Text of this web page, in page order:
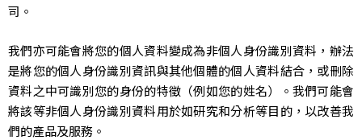
司。
我們亦可能會將您的個人資料變成為非個人身份識別資料，辦法
是將您的個人身份識別資訊與其他個體的個人資料結合，或刪除
資料之中可識別您的身份的特徵（例如您的姓名）。我們可能會
將該等非個人身份識別資料用於如研究和分析等目的，以改善我
們的產品及服務。